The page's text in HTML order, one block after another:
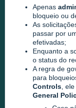
Apenas
bloqueio ou
As
passar por
efetivadas;
Enquanto a
o status do
A regra de
para
Controls ,
General